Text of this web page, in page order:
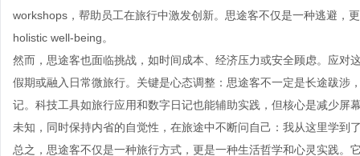
workshops，帮助员工在旅行中激发创新。思途客不仅是一种逃避，
holistic well-being。
然而，思途客也面临挑战，如时间成本、经济压力或安全顾虑。应
假期或融入日常微旅行。关键是心态调整：思途客不一定是长途跋涉
记。科技工具如旅行应用和数字日记也能辅助实践，但核心是减少屏
未知，同时保持内省的自觉性，在旅途中不断问自己：我从这里学到
总之，思途客不仅是一种旅行方式，更是一种生活哲学和心灵实践